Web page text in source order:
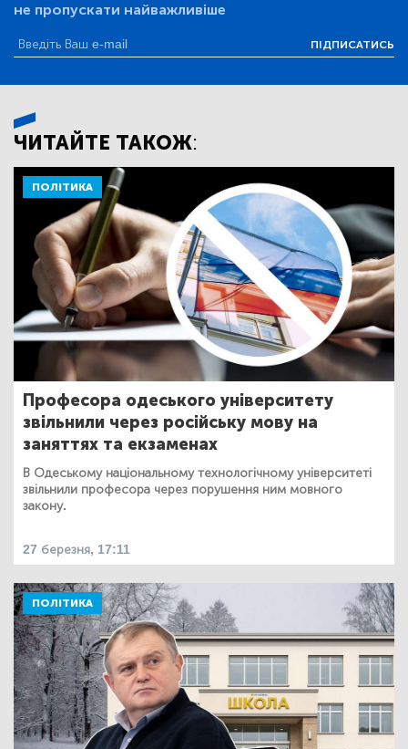
не пропускати найважливіше
ПІДПИСАТИСЬ
ЧИТАЙТЕ ТАКОЖ:
ПОЛІТИКА
Професора одеського університету
звільнили через російську мову на
заняттях та екзаменах
В Одеському національному технологічному університеті
звільнили професора через порушення ним мовного
закону.
27 березня, 17:11
ПОЛІТИКА